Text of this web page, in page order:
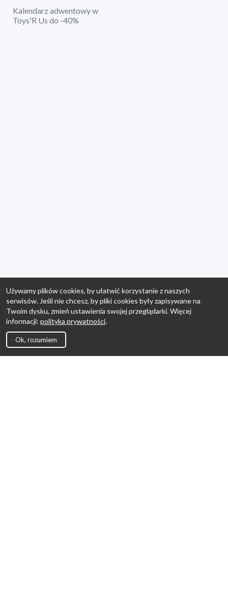
Kalendarz adwentowy w
Toys'R Us do -40%
Używamy plików cookies, by ułatwić korzystanie z naszych
serwisów. Jeśli nie chcesz, by pliki cookies były zapisywane na
Twoim dysku, zmień ustawienia swojej przeglądarki. Więcej
informacji: polityka prywatności.
Ok, rozumiem